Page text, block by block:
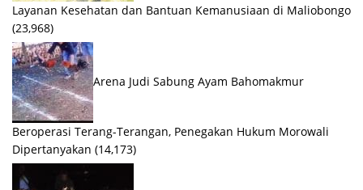
Layanan Kesehatan dan Bantuan Kemanusiaan di Maliobongo
(23,968)
Arena Judi Sabung Ayam Bahomakmur
Beroperasi Terang-Terangan, Penegakan Hukum Morowali
Dipertanyakan (14,173)